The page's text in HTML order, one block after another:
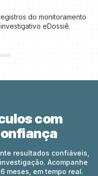
do monitoramento
eDossiê.
com
resultados confiáveis,
Acompanhe
meses, em tempo real.